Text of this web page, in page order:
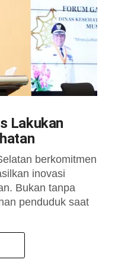
dan menguatkan
Lakukan
berkomitmen
inovasi
Bukan tanpa
penduduk saat